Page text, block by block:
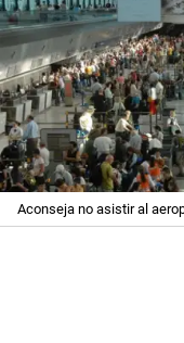
Aconseja no asistir al